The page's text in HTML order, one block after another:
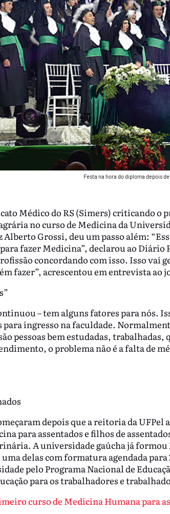
Festa na hora do diploma depois
Médico do RS (Simers) criticando o
no curso de Medicina da
Grossi, deu um passo além:
fazer Medicina”, declarou ao Diário
concordando com isso. Isso vai
fazer”, acrescentou em entrevista ao
– tem alguns fatores para nós.
ingresso na faculdade.
pessoas bem estudadas, trabalhadas,
o problema não é a falta de
depois que a reitoria da
para assentados e filhos de
A universidade gaúcha já formou
delas com formatura agendada para
pelo Programa Nacional de
para os trabalhadores e
curso de Medicina Humana para